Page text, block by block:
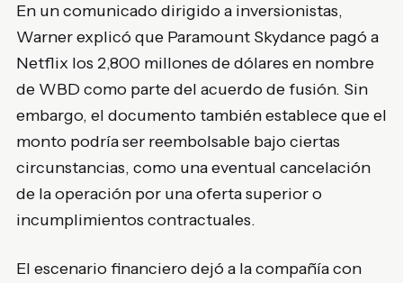
En un comunicado dirigido a inversionistas,
Warner explicó que Paramount Skydance pagó a
Netflix los 2,800 millones de dólares en nombre
de WBD como parte del acuerdo de fusión. Sin
embargo, el documento también establece que el
monto podría ser reembolsable bajo ciertas
circunstancias, como una eventual cancelación
de la operación por una oferta superior o
incumplimientos contractuales.
El escenario financiero dejó a la compañía con